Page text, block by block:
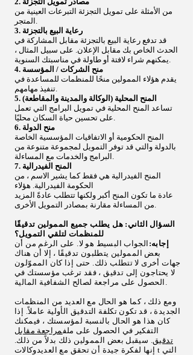
من الأمثلة على تمويل التجزئة التبرعات العينية من
3. رعاية البيع بالتجزئة
قد تدفع رعاية البيع بالتجزئة مقابل المشاركة في
الحدث الخاص بك مقابل الإعلان. على سبيل المثال ،
4. منح الشركات / المؤسسة
يقدم هؤلاء الممولين منحًا للمنظمات للمساعدة في
5. المنح المحلية (الوكالة والمدينة والمقاطعة)
تساعد المنح المحلية في تمويل البرامج التي تعمل
6. منح الدولة
المنح الحكومية أو الاتفاقيات المؤسسية الخاصة
بالدولة والتي قد توفر التمويل لمجموعة متنوعة من
7. المنح الفيدرالية
المنح الفيدرالية هي فقط كما يشير الاسم ، من
الحكومة الفيدرالية. هؤلاء
عادة ما تكون المنح أكبر ولكنها تتطلب عادةً المزيد
السؤال الثاني: هل يطلب جميع الممولين تدقيقًا
للمنظمات لتلقي التمويل؟
إجابه: الجواب البسيط هو لا. على الرغم من أن
بعض الممولين يتطلبون تدقيقًا ، إلا أن هناك
جهات أخرى لا تتطلب ذلك. حتى إذا كان المموّلون
لا يحتاجون إلى تدقيق ، فقد ترغب مؤسستك في
ومع ذلك ، كما هو الحال مع العديد من المنظمات
الجديدة ، قد تكون تكلفة التدقيق الأولية عاملاً. إذا
كان هذا هو الحال بالنسبة لمؤسستك ، فيمكنك
التفكير في الحصول على ملفمراجعة مقابل
تدقيق . سيقبل بعض الممولين ذلك بدلاً من ذلك.
إنها لفكرة جيدة أن تحقق مع العديد وكالات
t التي